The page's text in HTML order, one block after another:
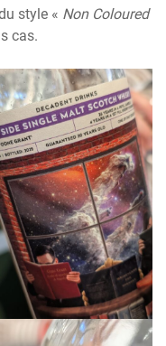
style « Non Coloured
cas.